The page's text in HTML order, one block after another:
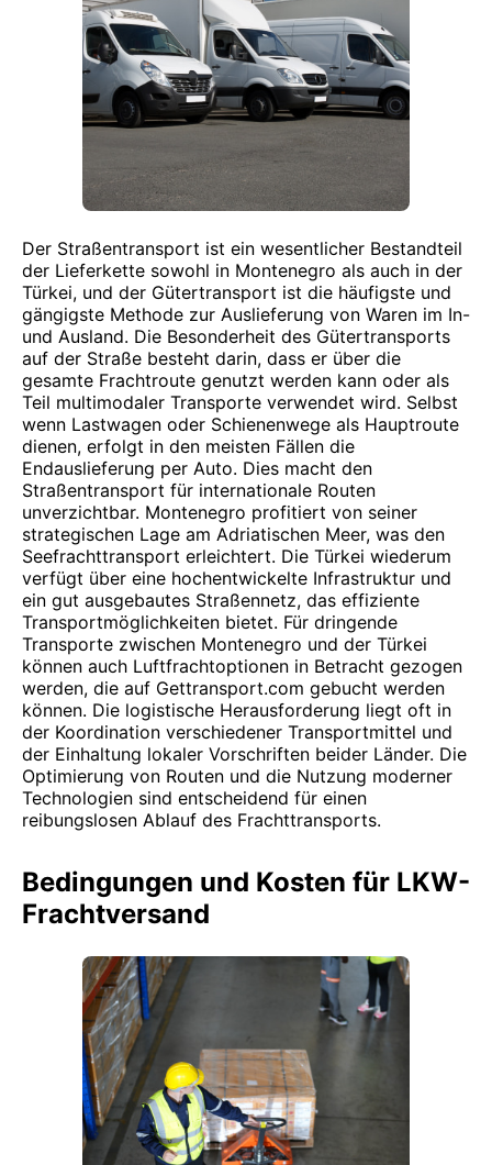
Der Straßentransport ist ein wesentlicher Bestandteil
der Lieferkette sowohl in Montenegro als auch in der
Türkei, und der Gütertransport ist die häufigste und
gängigste Methode zur Auslieferung von Waren im In-
und Ausland. Die Besonderheit des Gütertransports
auf der Straße besteht darin, dass er über die
gesamte Frachtroute genutzt werden kann oder als
Teil multimodaler Transporte verwendet wird. Selbst
wenn Lastwagen oder Schienenwege als Hauptroute
dienen, erfolgt in den meisten Fällen die
Endauslieferung per Auto. Dies macht den
Straßentransport für internationale Routen
unverzichtbar. Montenegro profitiert von seiner
strategischen Lage am Adriatischen Meer, was den
Seefrachttransport erleichtert. Die Türkei wiederum
verfügt über eine hochentwickelte Infrastruktur und
ein gut ausgebautes Straßennetz, das effiziente
Transportmöglichkeiten bietet. Für dringende
Transporte zwischen Montenegro und der Türkei
können auch Luftfrachtoptionen in Betracht gezogen
werden, die auf Gettransport.com gebucht werden
können. Die logistische Herausforderung liegt oft in
der Koordination verschiedener Transportmittel und
der Einhaltung lokaler Vorschriften beider Länder. Die
Optimierung von Routen und die Nutzung moderner
Technologien sind entscheidend für einen
reibungslosen Ablauf des Frachttransports.
Bedingungen und Kosten für LKW-
Frachtversand